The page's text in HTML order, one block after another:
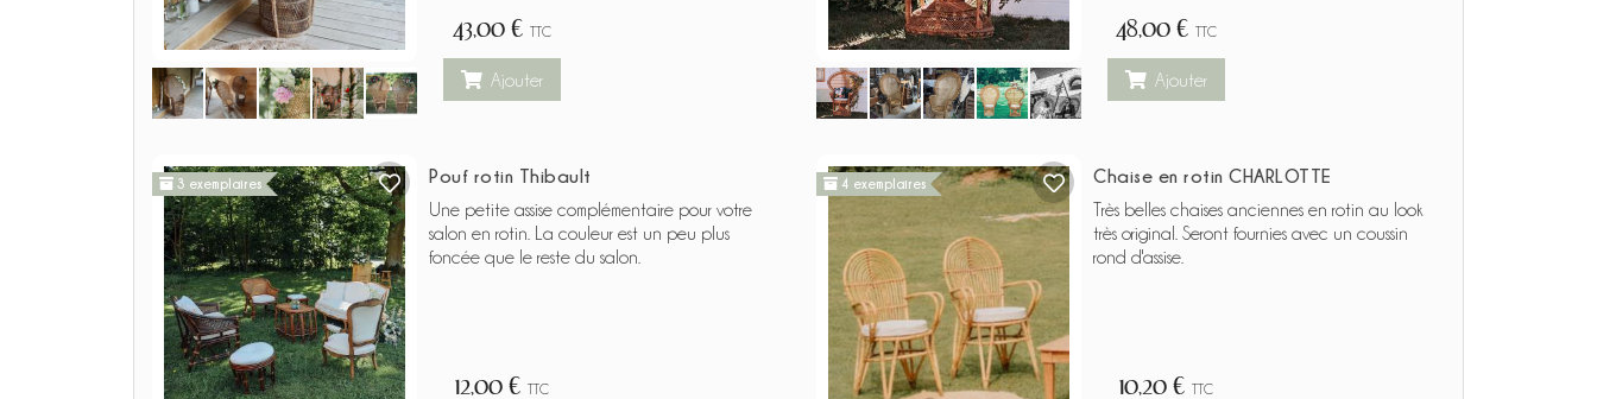
43,00 € TTC
Ajouter
48,00 € TTC
Ajouter
3 exemplaires
Pouf rotin Thibault
Une petite assise complémentaire pour votre
salon en rotin. La couleur est un peu plus
foncée que le reste du salon.
12,00 € TTC
4 exemplaires
Chaise en rotin CHARLOTTE
Très belles chaises anciennes en rotin au look
très original. Seront fournies avec un coussin
rond d'assise.
10,20 € TTC